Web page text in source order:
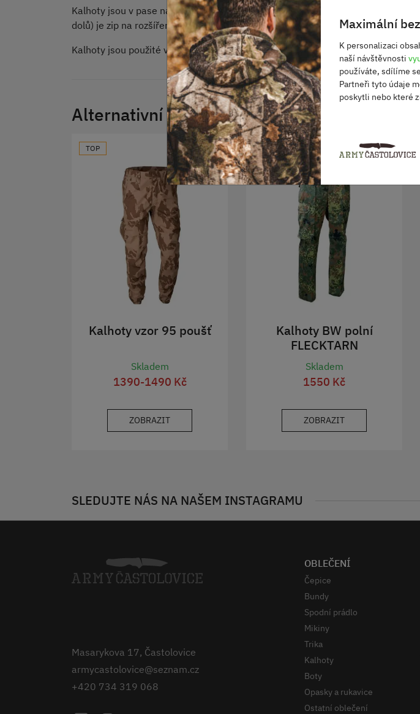
Kalhoty jsou v pase na gumu, zapínání na patent a poklopec na zip. Ve spodní
dolů) je zip na rozšíření kalhot.
Kalhoty jsou použité v dobrém stavu.
Alternativní produkty
TOP
Kalhoty vzor 95 poušť
Skladem
1390-1490 Kč
ZOBRAZIT
Kalhoty BW polní
FLECKTARN
Skladem
1550 Kč
ZOBRAZIT
SLEDUJTE NÁS NA NAŠEM INSTAGRAMU
Masarykova 17, Častolovice
armycastolovice@seznam.cz
+420 734 319 068
OBLEČENÍ
Čepice
Bundy
Spodní prádlo
Mikiny
Trika
Kalhoty
Boty
Opasky a rukavice
Ostatní oblečení
Maximální
K personalizaci
naší návštěvnosti
používáte, sdílíme
Partneři tyto údaje
poskytli nebo které